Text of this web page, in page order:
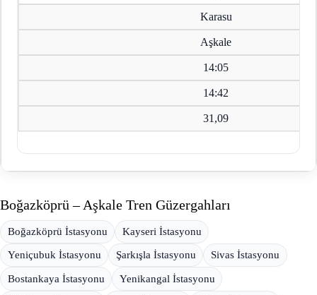
Karasu
Aşkale
14:05
14:42
31,09
Boğazköprü – Aşkale Tren Güzergahları
Boğazköprü İstasyonu Kayseri İstasyonu
Yeniçubuk İstasyonu Şarkışla İstasyonu Sivas İstasyonu
Bostankaya İstasyonu Yenikangal İstasyonu